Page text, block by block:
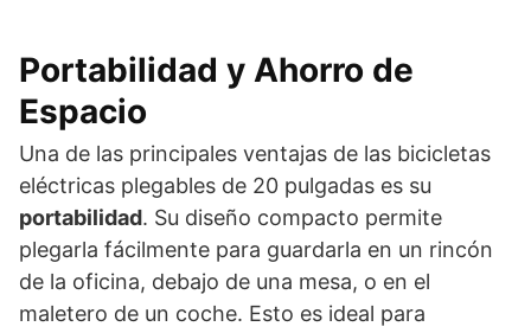
Portabilidad y Ahorro de
Espacio
Una de las principales ventajas de las bicicletas
eléctricas plegables de 20 pulgadas es su
portabilidad. Su diseño compacto permite
plegarla fácilmente para guardarla en un rincón
de la oficina, debajo de una mesa, o en el
maletero de un coche. Esto es ideal para